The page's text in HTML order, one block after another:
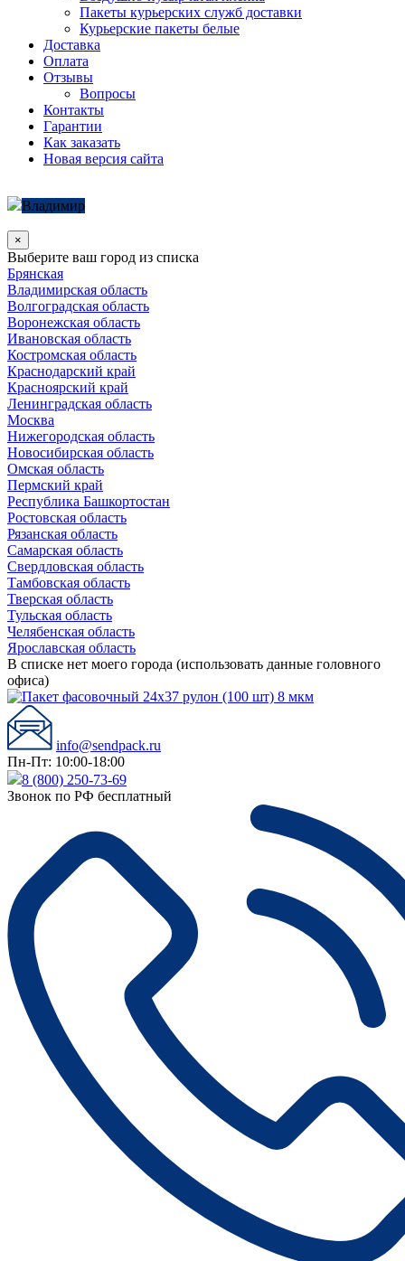
Пакеты курьерских служб доставки
Курьерские пакеты белые
Доставка
Оплата
Отзывы
Вопросы
Контакты
Гарантии
Как заказать
Новая версия сайта
Владимир
×
Выберите ваш город из списка
Брянская
Владимирская область
Волгоградская область
Воронежская область
Ивановская область
Костромская область
Краснодарский край
Красноярский край
Ленинградская область
Москва
Нижегородская область
Новосибирская область
Омская область
Пермский край
Республика Башкортостан
Ростовская область
Рязанская область
Самарская область
Свердловская область
Тамбовская область
Тверская область
Тульская область
Челябенская область
Ярославская область
В списке нет моего города (использовать данные головного
офиса)
info@sendpack.ru
Пн-Пт: 10:00-18:00
8 (800) 250-73-69
Звонок по РФ бесплатный